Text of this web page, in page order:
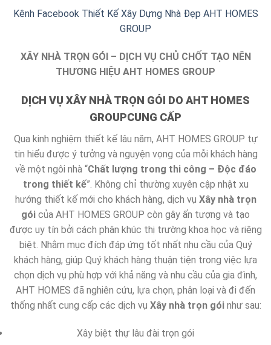
Kênh Facebook Thiết Kế Xây Dựng Nhà Đẹp AHT HOMES
GROUP
XÂY NHÀ TRỌN GÓI – DỊCH VỤ CHỦ CHỐT TẠO NÊN
THƯƠNG HIỆU AHT HOMES GROUP
DỊCH VỤ XÂY NHÀ TRỌN GÓI DO AHT HOMES
GROUPCUNG CẤP
Qua kinh nghiệm thiết kế lâu năm, AHT HOMES GROUP tự
tin hiểu được ý tưởng và nguyện vọng của mỗi khách hàng
về một ngôi nhà “Chất lượng trong thi công – Độc đáo
trong thiết kế”. Không chỉ thường xuyên cập nhật xu
hướng thiết kế mới cho khách hàng, dịch vụ Xây nhà trọn
gói của AHT HOMES GROUP còn gây ấn tượng và tạo
được uy tín bởi cách phân khúc thị trường khoa học và riêng
biệt. Nhằm mục đích đáp ứng tốt nhất nhu cầu của Quý
khách hàng, giúp Quý khách hàng thuận tiện trong việc lựa
chọn dịch vụ phù hợp với khả năng và nhu cầu của gia đình,
AHT HOMES đã nghiên cứu, lựa chọn, phân loại và đi đến
thống nhất cung cấp các dịch vụ Xây nhà trọn góinhư sau:
Xây biệt thự lâu đài trọn gói